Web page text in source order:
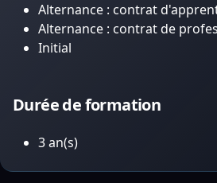
Alternance : contrat
Alternance : contrat de
Initial
Durée de formation
3 an(s)